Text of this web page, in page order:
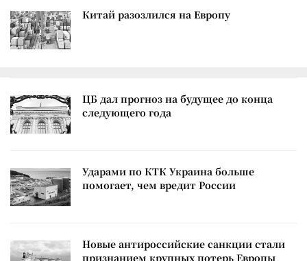
Китай разозлился на Европу
ЦБ дал прогноз на будущее до конца
следующего года
Ударами по КТК Украина больше
помогает, чем вредит России
Новые антироссийские санкции стали
признанием крупных потерь Европы